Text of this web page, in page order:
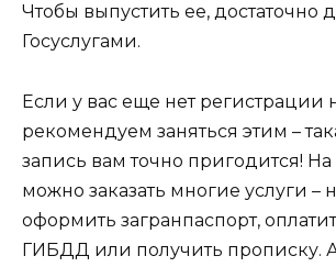
Чтобы выпустить ее, достаточно
Госуслугами.
Если у вас еще нет регистрации
рекомендуем заняться этим –
запись вам точно пригодится! На
можно заказать многие услуги –
оформить загранпаспорт,
ГИБДД или получить прописку.